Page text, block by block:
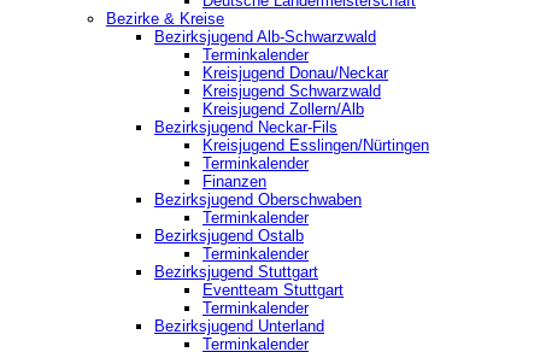
Bezirke & Kreise
Bezirksjugend Alb-Schwarzwald
Terminkalender
Kreisjugend Donau/Neckar
Kreisjugend Schwarzwald
Kreisjugend Zollern/Alb
Bezirksjugend Neckar-Fils
Kreisjugend ‎Esslingen/Nürtingen
Terminkalender
Finanzen
Bezirksjugend Oberschwaben
Terminkalender
Bezirksjugend Ostalb
Terminkalender
Bezirksjugend Stuttgart
‎Eventteam Stuttgart
Terminkalender
Bezirksjugend Unterland
Terminkalender